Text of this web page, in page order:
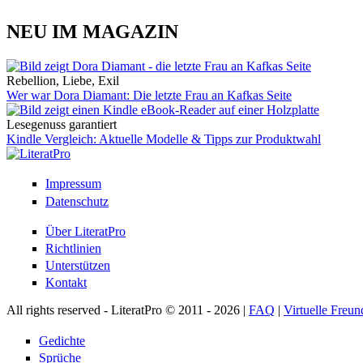
NEU IM MAGAZIN
Rebellion, Liebe, Exil
Wer war Dora Diamant: Die letzte Frau an Kafkas Seite
Lesegenuss garantiert
Kindle Vergleich: Aktuelle Modelle & Tipps zur Produktwahl
Impressum
Datenschutz
Über LiteratPro
Richtlinien
Unterstützen
Kontakt
All rights reserved - LiteratPro © 2011 - 2026 | FAQ | Virtuelle
Gedichte
Sprüche